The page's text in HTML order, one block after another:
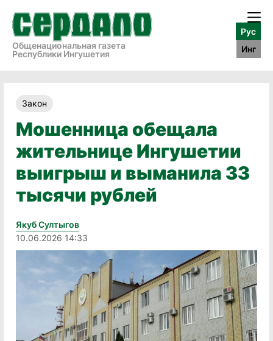
Общенациональная газета
Республики Ингушетия
Рус
Инг
Закон
Мошенница обещала
жительнице Ингушетии
выигрыш и выманила 33
тысячи рублей
Якуб Султыгов
10.06.2026 14:33